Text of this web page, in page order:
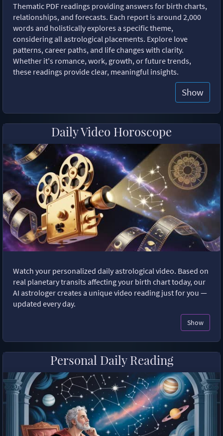
Thematic PDF readings providing answers for birth charts,
relationships, and forecasts. Each report is around 2,000
words and holistically explores a specific theme,
considering all astrological placements. Explore love
patterns, career paths, and life changes with clarity.
Whether it's romance, work, growth, or future trends,
these readings provide clear, meaningful insights.
Show
Daily Video Horoscope
Watch your personalized daily astrological video. Based on
real planetary transits affecting your birth chart today, our
AI astrologer creates a unique video reading just for you —
updated every day.
Show
Personal Daily Reading